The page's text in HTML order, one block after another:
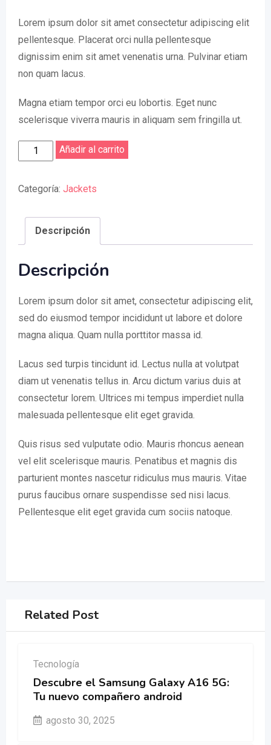
Lorem ipsum dolor sit amet consectetur adipiscing elit
pellentesque. Placerat orci nulla pellentesque
dignissim enim sit amet venenatis urna. Pulvinar etiam
non quam lacus.
Magna etiam tempor orci eu lobortis. Eget nunc
scelerisque viverra mauris in aliquam sem fringilla ut.
Elegant
Bag
Añadir al carrito
Categoría: Jackets
Descripción
Descripción
Lorem ipsum dolor sit amet, consectetur adipiscing elit,
sed do eiusmod tempor incididunt ut labore et dolore
magna aliqua. Quam nulla porttitor massa id.
Lacus sed turpis tincidunt id. Lectus nulla at volutpat
diam ut venenatis tellus in. Arcu dictum varius duis at
consectetur lorem. Ultrices mi tempus imperdiet nulla
malesuada pellentesque elit eget gravida.
Quis risus sed vulputate odio. Mauris rhoncus aenean
vel elit scelerisque mauris. Penatibus et magnis dis
parturient montes nascetur ridiculus mus mauris. Vitae
purus faucibus ornare suspendisse sed nisi lacus.
Pellentesque elit eget gravida cum sociis natoque.
Related Post
Tecnología
Descubre el Samsung Galaxy A16 5G:
Tu nuevo compañero android
agosto 30, 2025